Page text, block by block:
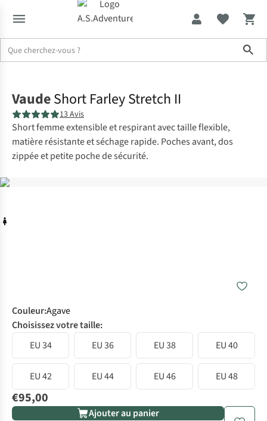
VaudeShort Farley Stretch II
13 Avis
Short femme extensible et respirant avec taille flexible,
matière résistante et séchage rapide. Poches avant, dos
zippée et petite poche de sécurité.
Couleur:Agave
Choisissez votre taille:
EU 34
EU 36 EU 38 EU 40
EU 42 EU 44 EU 46 EU 48
€95,00
Ajouter au panier